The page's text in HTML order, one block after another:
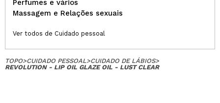
Perfumes e vários
Massagem e Relações sexuais
Ver todos de Cuidado pessoal
TOPO>CUIDADO PESSOAL>CUIDADO DE LÁBIOS>
REVOLUTION - LIP OIL GLAZE OIL - LUST CLEAR